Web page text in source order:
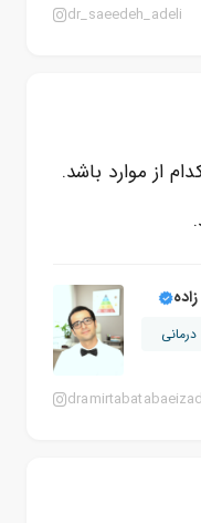
dr_saeedeh_adeli
از موارد باشد.